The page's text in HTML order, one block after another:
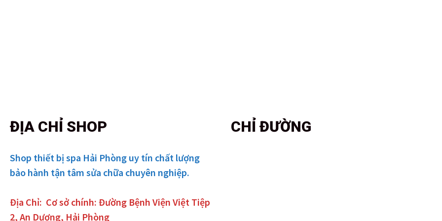
ĐỊA CHỈ SHOP
Shop thiết bị spa Hải Phòng uy tín chất lượng
bảo hành tận tâm sửa chữa chuyên nghiệp.
Địa Chỉ: Cơ sở chính: Đường Bệnh Viện Việt Tiệp
2, An Dương, Hải Phòng
CHỈ ĐƯỜNG